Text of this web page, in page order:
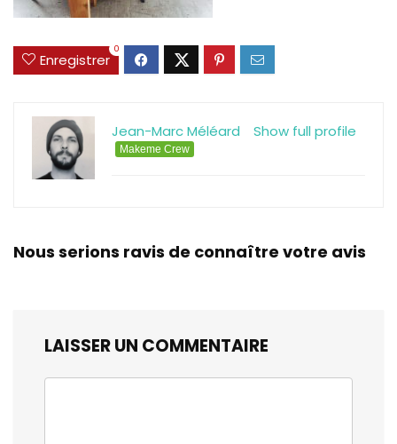
Enregistrer
0
Show full profile
Jean-Marc Méléard
Makeme Crew
Nous serions ravis de connaître votre avis
LAISSER UN COMMENTAIRE